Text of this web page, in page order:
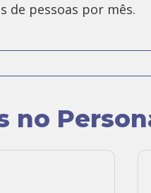
de pessoas por mês.
há 19 anos,
Saúde Integrativa,
no